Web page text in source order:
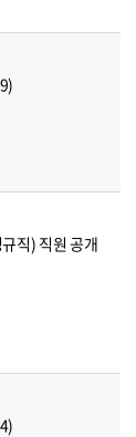
직) 직원 공개